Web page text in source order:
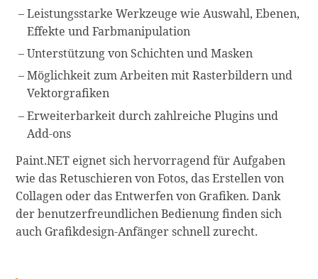
Leistungsstarke Werkzeuge wie Auswahl, Ebenen,
Effekte und Farbmanipulation
Unterstützung von Schichten und Masken
Möglichkeit zum Arbeiten mit Rasterbildern und
Vektorgrafiken
Erweiterbarkeit durch zahlreiche Plugins und
Add-ons
Paint.NET eignet sich hervorragend für Aufgaben
wie das Retuschieren von Fotos, das Erstellen von
Collagen oder das Entwerfen von Grafiken. Dank
der benutzerfreundlichen Bedienung finden sich
auch Grafikdesign-Anfänger schnell zurecht.